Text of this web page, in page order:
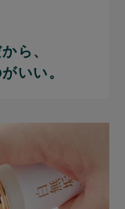
ら、
いい。